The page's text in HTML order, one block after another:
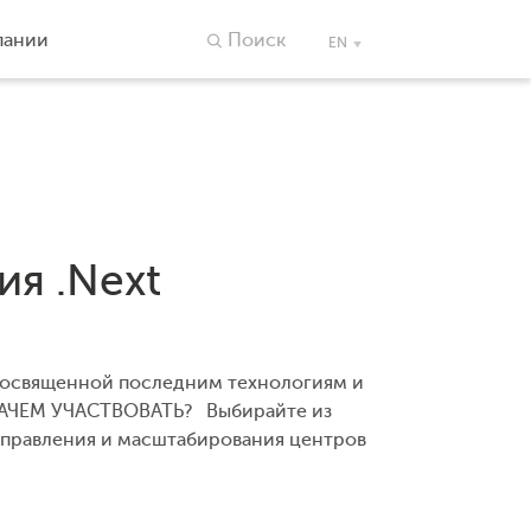
EN
Поиск
.Next
последним технологиям и
УЧАСТВОВАТЬ? Выбирайте из
и масштабирования центров